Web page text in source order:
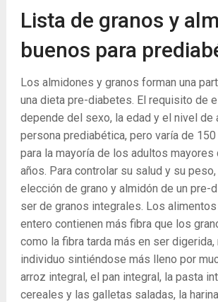
Lista de granos y
buenos para
Los almidones y granos forman una
una dieta pre-diabetes. El requisito de
depende del sexo, la edad y el nivel de
persona prediabética, pero varía de
para la mayoría de los adultos mayores
años. Para controlar su salud y su
elección de grano y almidón de un pre-
ser de granos integrales. Los alimentos
entero contienen más fibra que los
como la fibra tarda más en ser digerida,
individuo sintiéndose más lleno por
arroz integral, el pan integral, la pasta
cereales y las galletas saladas, la